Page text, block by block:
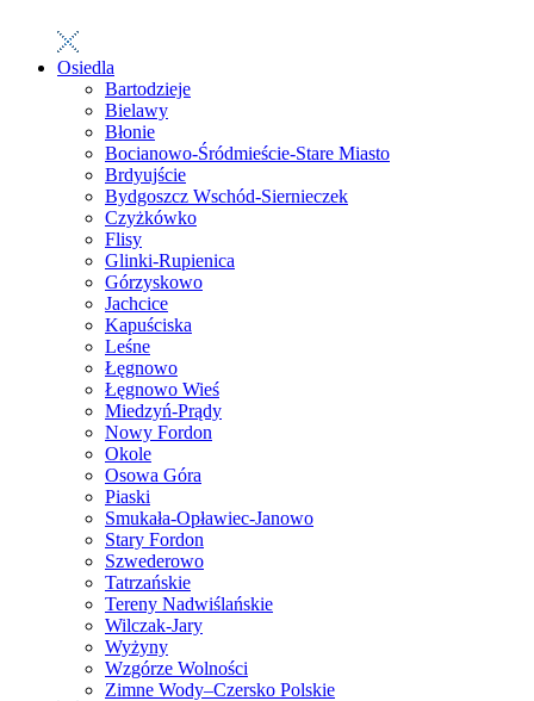
Osiedla
Bartodzieje
Bielawy
Błonie
Bocianowo-Śródmieście-Stare Miasto
Brdyujście
Bydgoszcz Wschód-Siernieczek
Czyżkówko
Flisy
Glinki-Rupienica
Górzyskowo
Jachcice
Kapuściska
Leśne
Łęgnowo
Łęgnowo Wieś
Miedzyń-Prądy
Nowy Fordon
Okole
Osowa Góra
Piaski
Smukała-Opławiec-Janowo
Stary Fordon
Szwederowo
Tatrzańskie
Tereny Nadwiślańskie
Wilczak-Jary
Wyżyny
Wzgórze Wolności
Zimne Wody–Czersko Polskie